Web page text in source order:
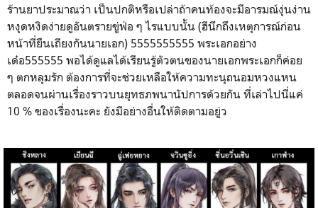
ร้านยาประมาณว่า เป็นปกติหรือเปล่าถ้าคนท้องจะมีอารมณ์งุ่นง่าน
หงุดหงิดง่ายดูอันตรายขู่ฟ่อ ๆ ไรแบบนั้น (ฮีนึกถึงเหตุการณ์ก่อน
หน้าที่ยืนเถียงกันนายเอก) 5555555555 พระเอกอย่าง
เด๋อ555555 พอได้ดูแลได้เรียนรู้ตัวตนของนายเอกพระเอกก็ค่อย
ๆ ตกหลุมรัก ต้องการที่จะช่วยเหลือให้ความทะนุถนอมหวงแหน
ตลอดจนผ่านเรื่องราวบนยุทธภพนานัปการด้วยกัน ที่เล่าไปนี่แค่
10 % ของเรื่องนะคะ ยังมีอย่างอื่นให้ติดตามอยู่ว